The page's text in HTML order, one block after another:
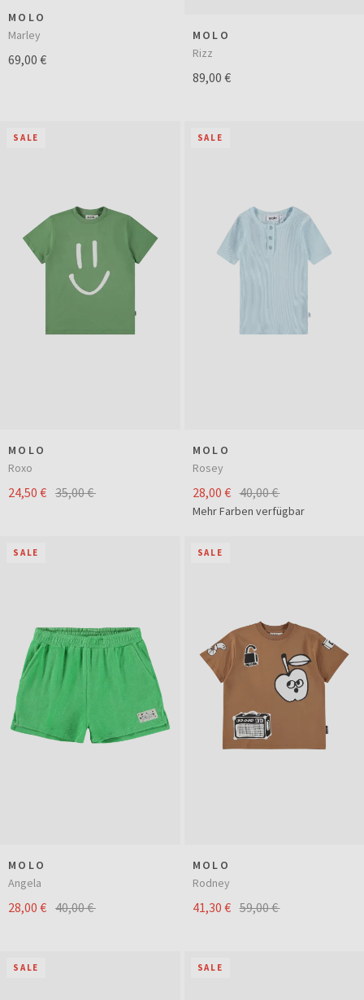
MOLO
Marley
69,00 €
MOLO
Rizz
89,00 €
SALE
MOLO
Roxo
24,50 € 35,00 €
SALE
MOLO
Rosey
28,00 € 40,00 €
Mehr Farben verfügbar
SALE
MOLO
Angela
28,00 € 40,00 €
SALE
MOLO
Rodney
41,30 € 59,00 €
SALE SALE